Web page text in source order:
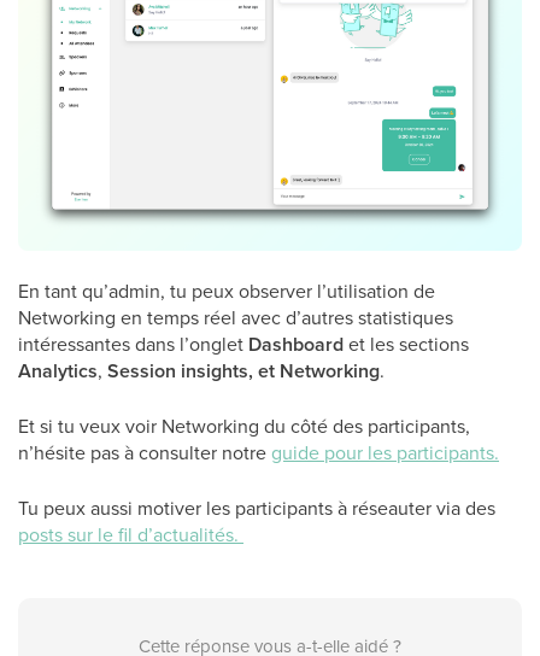
En tant qu’admin, tu peux observer l’utilisation de
Networking en temps réel avec d’autres statistiques
intéressantes dans l’onglet Dashboardet les sections
Analytics, Session insights, et Networking.
Et si tu veux voir Networking du côté des participants,
n’hésite pas à consulter notreguide pour les participants.
Tu peux aussi motiver les participants à réseauter via des
posts sur le fil d’actualités.
Cette réponse vous a-t-elle aidé ?